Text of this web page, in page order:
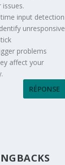
input detection
unresponsive
problems
affect your
RÉPONSE